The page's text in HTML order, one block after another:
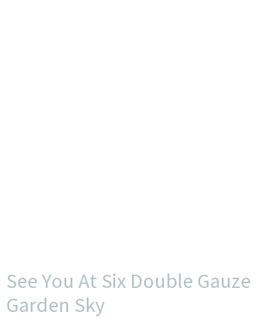
See You At Six Double Gauze
Garden Sky